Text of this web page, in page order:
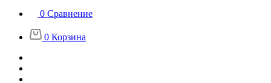
0 Сравнение
0 Корзина